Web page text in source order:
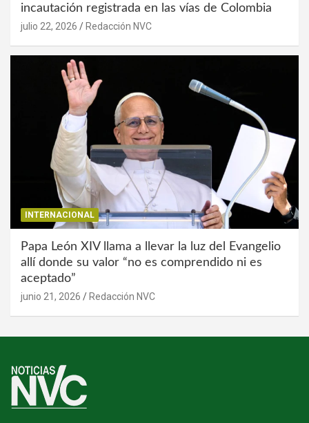
incautación registrada en las vías de Colombia
julio 22, 2026 Redacción NVC
INTERNACIONAL
Papa León XIV llama a llevar la luz del Evangelio
allí donde su valor “no es comprendido ni es
aceptado”
junio 21, 2026 Redacción NVC